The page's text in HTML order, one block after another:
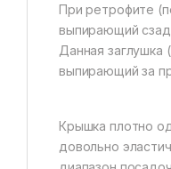
При ретрофите
выпирающий
Данная заглушка
выпирающий за
Крышка плотно
довольно